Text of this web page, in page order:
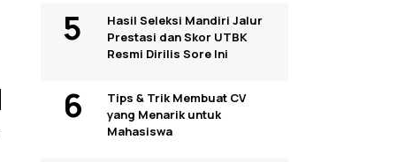
Hasil Seleksi Mandiri Jalur
Prestasi dan Skor UTBK
Resmi Dirilis Sore Ini
Tips & Trik Membuat CV
yang Menarik untuk
Mahasiswa